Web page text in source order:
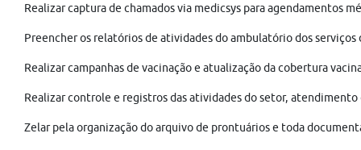
Realizar captura de chamados via medicsys para agendamentos
Preencher os relatórios de atividades do ambulatório dos
Realizar campanhas de vacinação e atualização da cobertura
Realizar controle e registros das atividades do setor,
Zelar pela organização do arquivo de prontuários e toda